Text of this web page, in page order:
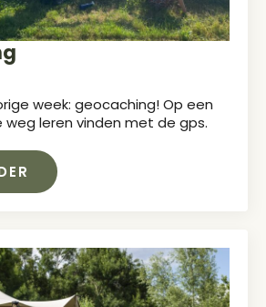
week: geocaching! Op een
weg leren vinden met de gps.